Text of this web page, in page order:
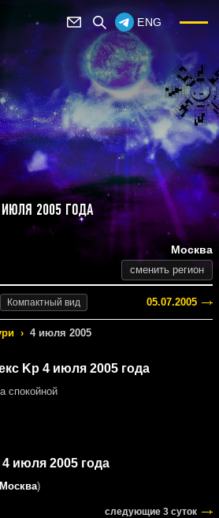
ENG
2005 ГОДА
Москва
сменить регион
Компактный вид 05.07.2005
› 4 июля 2005
Kp 4 июля 2005 года
спокойной
июля 2005 года
Москва)
следующие 3 суток